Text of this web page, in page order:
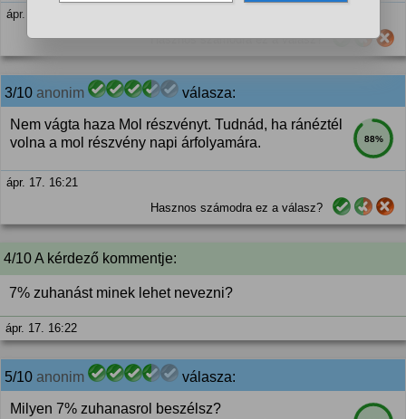
ápr. 17. 16:13
Hasznos számodra ez a válasz?
3/10 anonim válasza:
88%
Nem vágta haza Mol részvényt. Tudnád, ha ránéztél
volna a mol részvény napi árfolyamára.
ápr. 17. 16:21
Hasznos számodra ez a válasz?
4/10 A kérdező kommentje:
7% zuhanást minek lehet nevezni?
ápr. 17. 16:22
5/10 anonim válasza:
Milyen 7% zuhanasrol beszélsz?